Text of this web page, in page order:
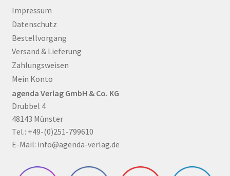
Impressum
Datenschutz
Bestellvorgang
Versand & Lieferung
Zahlungsweisen
Mein Konto
agenda Verlag GmbH & Co. KG
Drubbel 4
48143 Münster
Tel.: +49-(0)251-799610
E-Mail: info@agenda-verlag.de